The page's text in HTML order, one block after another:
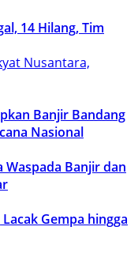
14 Hilang, Tim
Banjir Bandang
Nasional
Waspada Banjir dan
Gempa hingga